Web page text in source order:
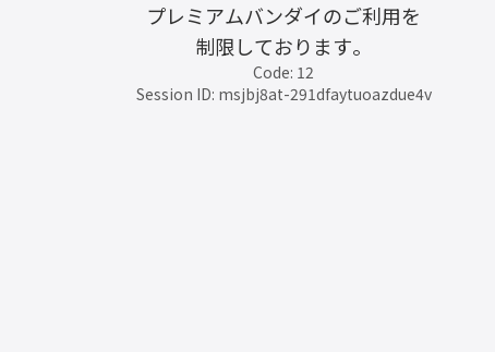
プレミアムバンダイのご利用を
制限しております。
Code: 12
Session ID: msjbj8at-291dfaytuoazdue4v